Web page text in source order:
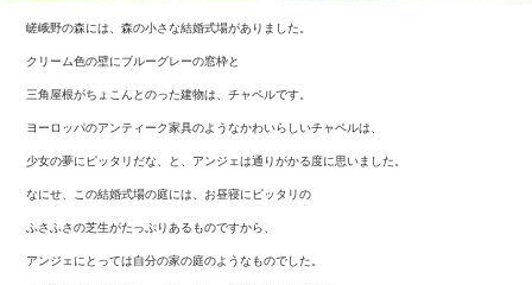
嵯峨野の森には、森の小さな結婚式場がありました。
クリーム色の壁にブルーグレーの窓枠と
三角屋根がちょこんとのった建物は、チャペルです。
ヨーロッパのアンティーク家具のようなかわいらしいチャペルは、
少女の夢にピッタリだな、と、アンジェは通りがかる度に思いました。
なにせ、この結婚式場の庭には、お昼寝にピッタリの
ふさふさの芝生がたっぷりあるものですから、
アンジェにとっては自分の家の庭のようなものでした。